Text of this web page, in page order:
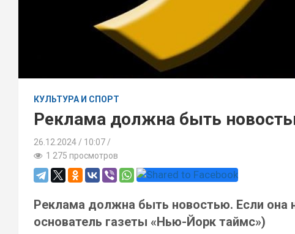
КУЛЬТУРА И СПОРТ
Реклама должна быть
26.12.2024
10:07 /
1 275 просмотров
Реклама должна быть новостью. Если она
основатель газеты «Нью-Йорк таймс»)